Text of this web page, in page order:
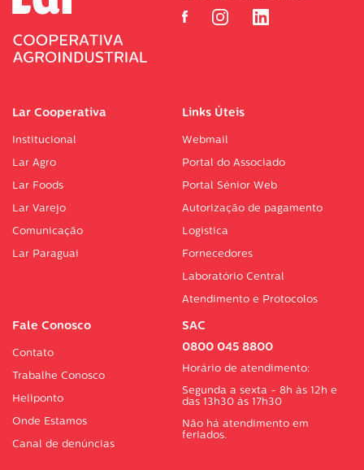
Lar Cooperativa
Institucional
Lar Agro
Lar Foods
Lar Varejo
Comunicação
Lar Paraguai
Links Úteis
Webmail
Portal do Associado
Portal Sénior Web
Autorização de pagamento
Logística
Fornecedores
Laboratório Central
Atendimento e Protocolos
Fale Conosco
Contato
Trabalhe Conosco
Heliponto
Onde Estamos
Canal de denúncias
SAC
0800 045 8800
Horário de atendimento:
Segunda a sexta - 8h às 12h e
das 13h30 às 17h30
Não há atendimento em
feriados.